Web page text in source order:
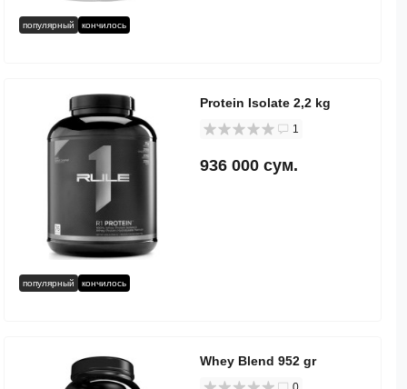
популярный кончилось
популярный кончилось
Protein Isolate 2,2 kg
1
936 000 сум.
Whey Blend 952 gr